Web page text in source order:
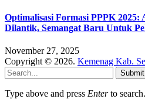
Optimalisasi Formasi PPPK 2025:
Dilantik, Semangat Baru Untuk
November 27, 2025
Copyright © 2026. Kemenag Kab.
Submit
Type above and press Enterto